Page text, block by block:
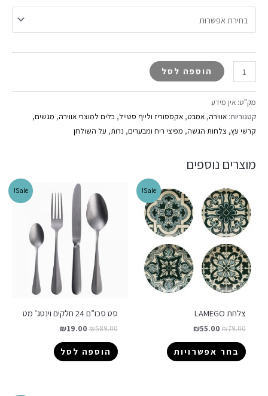
הוספה לסל
מק"ט: אין מידע
קטגוריות: אווירה, אמבט, אקססוריז ולייף סטייל, כלים למוצרי אווירה, מגשים,
קרשי עץ, צלחות הגשה, מפיצי ריח ומבערים, נרות, על השולחן
מוצרים נוספים
Sale!
צלחת LAMEGO
₪79.00
₪55.00
בחר אפשרויות
Sale!
סט סכו”ם 24 חלקים וינטג’ מט
₪589.00
₪19.00
הוספה לסל